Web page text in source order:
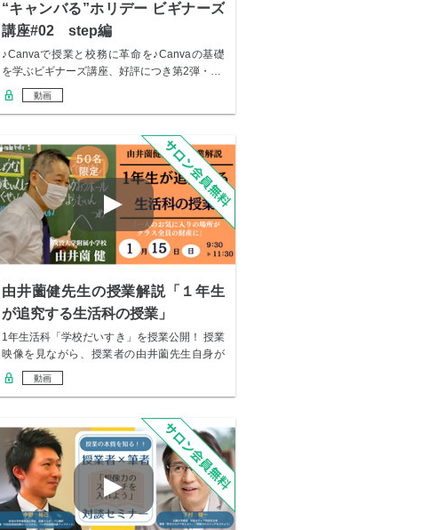
“キャンバる”ホリデー ビギナーズ
講座#02 step編
♪Canvaで授業と校務に革命を♪Canvaの基礎
を学ぶビギナーズ講座、好評につき第2弾・…
動画
由井薗健先生の授業解説「１年生
が追究する生活科の授業」
1年生活科「学校だいすき」を授業公開！ 授業
映像を見ながら、授業者の由井薗先生自身が
実況中…
動画